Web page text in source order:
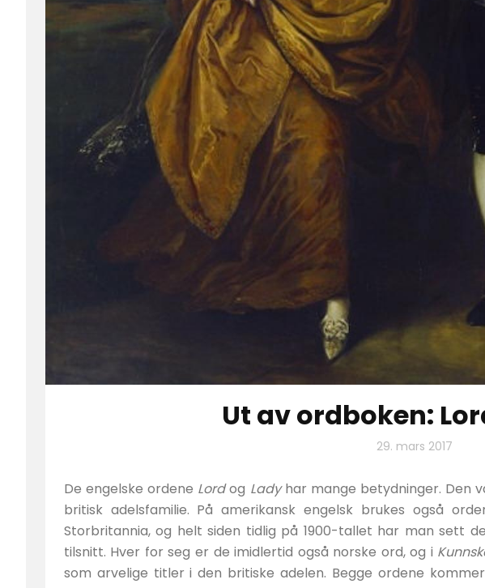
Ut av ordboken:
29. mars 2017
De engelske ordene Lordog Ladyhar mange betydninger. Den
britisk adelsfamilie. På amerikansk engelsk brukes også
Storbritannia, og helt siden tidlig på 1900-tallet har man sett
tilsnitt. Hver for seg er de imidlertid også norske ord, og i
som arvelige titler i den britiske adelen. Begge ordene